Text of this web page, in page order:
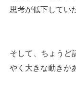
思考が低下してい
そして、ちょうど
やく大きな動きが